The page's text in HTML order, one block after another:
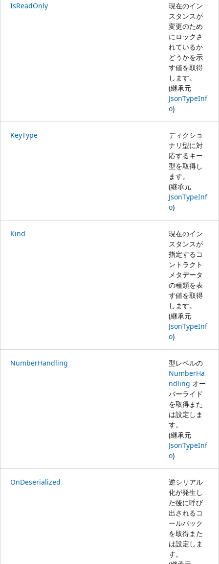
IsReadOnly
現在のイン
スタンスが
変更のため
にロックさ
れているか
どうかを示
す値を取得
します。
(継承元
JsonTypeInf
o)
KeyType
ディクショ
ナリ型に対
応するキー
型を取得し
ます。
(継承元
JsonTypeInf
o)
Kind
現在のイン
スタンスが
指定するコ
ントラクト
メタデータ
の種類を表
す値を取得
します。
(継承元
JsonTypeInf
o)
NumberHandling
型レベルの
NumberHa
ndling オー
バーライド
を取得また
は設定しま
す。
(継承元
JsonTypeInf
o)
OnDeserialized
逆シリアル
化が発生し
た後に呼び
出されるコ
ールバック
を取得また
は設定しま
す。